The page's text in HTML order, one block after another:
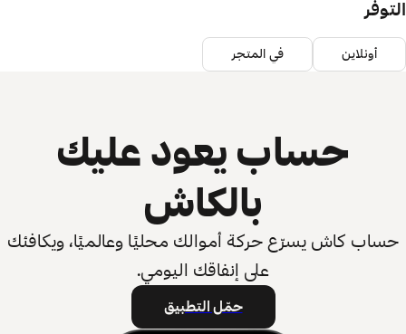
التوفر
أونلاين في المتجر
حساب يعود عليك
بالكاش
حساب كاش يسرّع حركة أموالك محليًا وعالميًا، ويكافئك
على إنفاقك اليومي.
حمّل التطبيق